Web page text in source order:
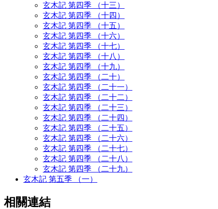
玄木記 第四季 （十三）
玄木記 第四季 （十四）
玄木記 第四季 （十五）
玄木記 第四季 （十六）
玄木記 第四季 （十七）
玄木記 第四季 （十八）
玄木記 第四季 （十九）
玄木記 第四季 （二十）
玄木記 第四季 （二十一）
玄木記 第四季 （二十二）
玄木記 第四季 （二十三）
玄木記 第四季 （二十四）
玄木記 第四季 （二十五）
玄木記 第四季 （二十六）
玄木記 第四季 （二十七）
玄木記 第四季 （二十八）
玄木記 第四季 （二十九）
玄木記 第五季 （一）
相關連結